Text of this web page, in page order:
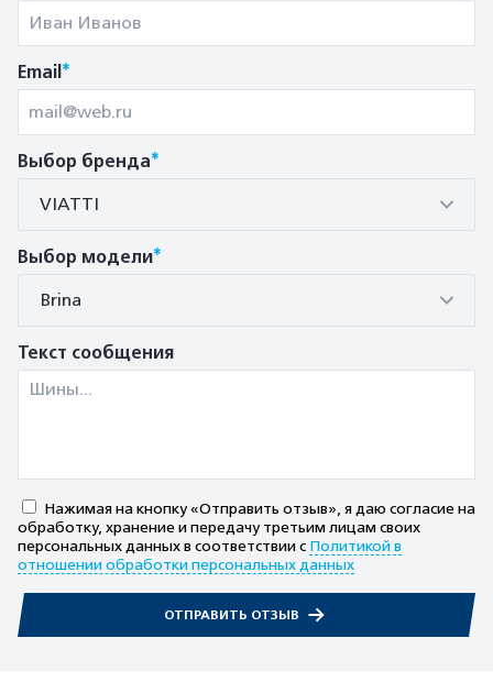
Email*
Выбор бренда*
VIATTI
Выбор модели*
Brina
Текст сообщения
Нажимая на кнопку «Отправить отзыв», я даю согласие на
обработку, хранение и передачу третьим лицам своих
персональных данных в соответствии с Политикой в
отношении обработки персональных данных
ОТПРАВИТЬ ОТЗЫВ